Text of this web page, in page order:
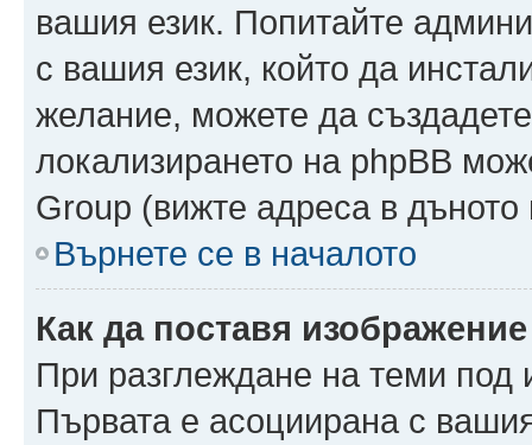
вашия език. Попитайте
с вашия език, който да
желание, можете да
локализирането на phpBB
Group (вижте адреса в дъното
Върнете се в началото
Как да поставя
При разглеждане на теми под
Първата е асоциирана с